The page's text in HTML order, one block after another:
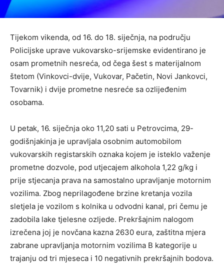
Tijekom vikenda, od 16. do 18. siječnja, na području
Policijske uprave vukovarsko-srijemske evidentirano je
osam prometnih nesreća, od čega šest s materijalnom
štetom (Vinkovci-dvije, Vukovar, Pačetin, Novi Jankovci,
Tovarnik) i dvije prometne nesreće sa ozlijeđenim
osobama.
U petak, 16. siječnja oko 11,20 sati u Petrovcima, 29-
godišnjakinja je upravljala osobnim automobilom
vukovarskih registarskih oznaka kojem je isteklo važenje
prometne dozvole, pod utjecajem alkohola 1,22 g/kg i
prije stjecanja prava na samostalno upravljanje motornim
vozilima. Zbog neprilagođene brzine kretanja vozila
sletjela je vozilom s kolnika u odvodni kanal, pri čemu je
zadobila lake tjelesne ozljede. Prekršajnim nalogom
izrečena joj je novčana kazna 2630 eura, zaštitna mjera
zabrane upravljanja motornim vozilima B kategorije u
trajanju od tri mjeseca i 10 negativnih prekršajnih bodova.